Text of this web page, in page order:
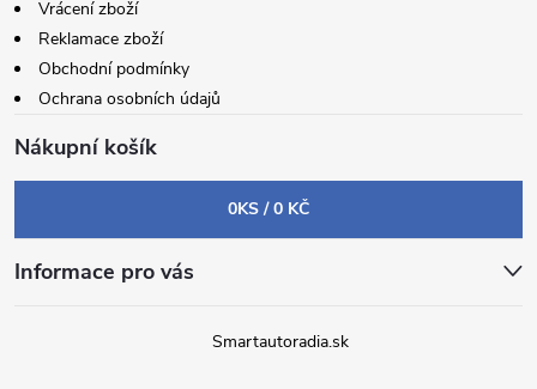
Vrácení zboží
Reklamace zboží
Obchodní podmínky
Ochrana osobních údajů
Nákupní košík
0KS /0 KČ
Informace pro vás
Smartautoradia.sk